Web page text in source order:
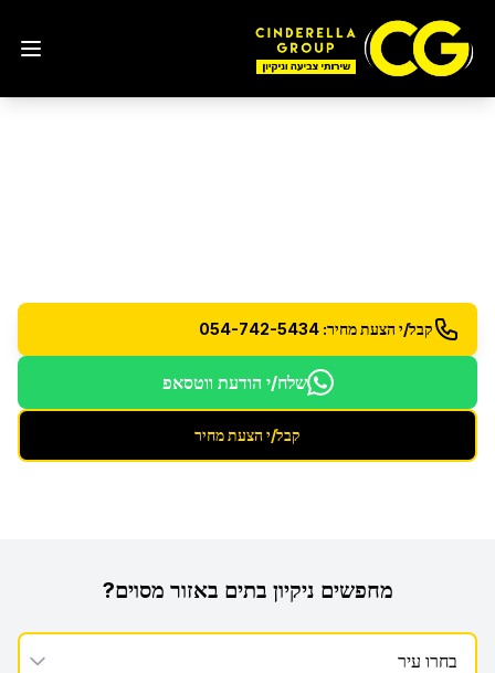
קבל/י הצעת מחיר: 054-742-5434
שלח/י הודעת ווטסאפ
קבל/י הצעת מחיר
מחפשים ניקיון בתים באזור מסוים?